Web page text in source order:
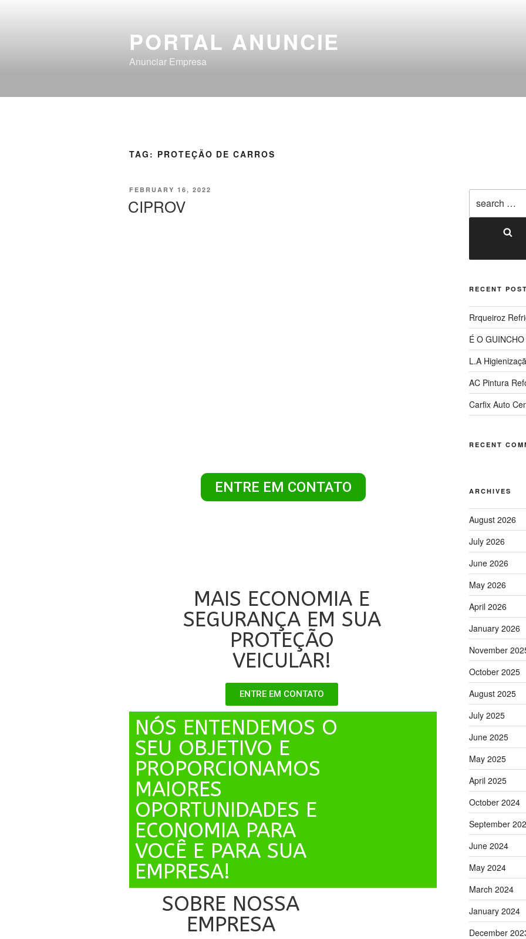
PORTAL ANUNCIE
Anunciar Empresa
TAG: PROTEÇÃO DE CARROS
FEBRUARY 16, 2022
CIPROV
ENTRE EM CONTATO
MAIS ECONOMIA E
SEGURANÇA EM SUA
PROTEÇÃO
VEICULAR!
ENTRE EM CONTATO
NÓS ENTENDEMOS O
SEU OBJETIVO E
PROPORCIONAMOS
MAIORES
OPORTUNIDADES E
ECONOMIA PARA
VOCÊ E PARA SUA
EMPRESA!
SOBRE NOSSA
EMPRESA
RECENT
Rrqueiroz
É O GUINCHO
L.A
AC Pintura
Carfix Auto
RECENT
ARCHIVES
August 2026
July 2026
June 2026
May 2026
April 2026
January 2026
November
October 2025
August 2025
July 2025
June 2025
May 2025
April 2025
October 2024
September
June 2024
May 2024
March 2024
January 2024
December